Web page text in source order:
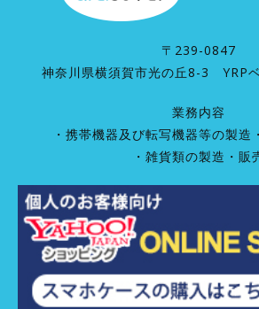
〒239-0847
神奈川県横須賀市光の丘8-3 YRP
業務内容
・携帯機器及び転写機器等の製造
・雑貨類の製造・販